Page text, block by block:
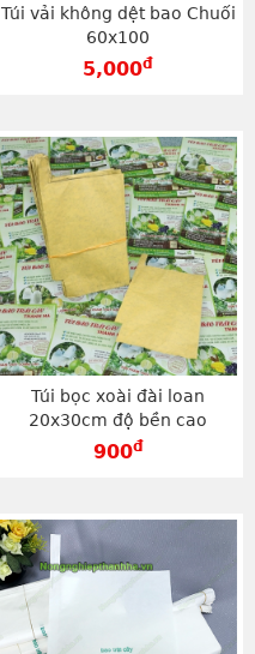
Túi vải không dệt bao Chuối
60x100
5,000đ
Túi bọc xoài đài loan
20x30cm độ bền cao
thương hiệu Thanh Hà -
900đ